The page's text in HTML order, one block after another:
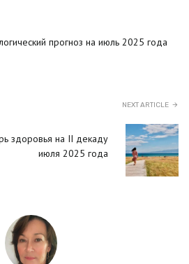
прогноз на июль 2025 года
NEXT ARTICLE
здоровья на II декаду
июля 2025 года